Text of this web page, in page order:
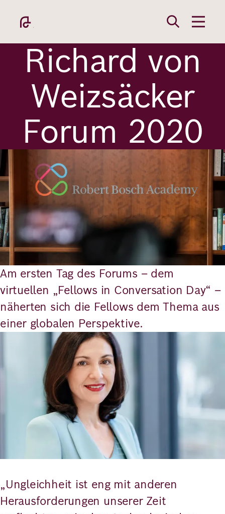
Inhalt
Academy
Fellowship
Fellows
Richard
von
Weizsäcker
Forum
Veranstaltungen
Perspectives
Deutsch Englisch
Richard von
Weizsäcker
Forum 2020
Bild
Am ersten Tag des Forums – dem
virtuellen „Fellows in Conversation Day“ –
näherten sich die Fellows dem Thema aus
einer globalen Perspektive.
„Ungleichheit ist eng mit anderen
Herausforderungen unserer Zeit